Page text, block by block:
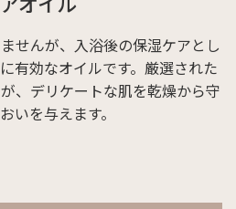
せんが、入浴後の保湿ケアとし
有効なオイルです。厳選された
、デリケートな肌を乾燥から守
いを与えます。